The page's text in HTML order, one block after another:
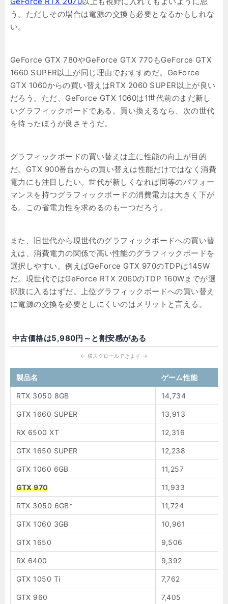
う。ただしその場合は電源の交換も必要となるかもしれな
い。
GeForce GTX 780やGeForce GTX 770もGeForce GTX
1660 SUPER以上が同じ理由でおすすめだ。GeForce
GTX 1060からの買い替えはRTX 2060 SUPER以上が良い
だろう。ただ、GeForce GTX 1060は1世代前のまだ新し
いグラフィックボードである。買い換えるなら、次の世代
を待ったほうが良さそうだ。
グラフィックボードの買い替えは主に性能の向上が目的
だ。GTX 900番台からの買い替えは性能だけではなく消費
電力にも注目したい。世代が新しくなれば同等のパフォー
マンスを持つグラフィックボードの消費電力は大きく下が
る。この省電力性を求めるのも一つだろう。
また、旧世代から現世代のグラフィックボードへの買い替
えは、消費電力の関係で高い性能のグラフィックボードを
選択しやすい。例えばGeForce GTX 970のTDPは145W
だ。現世代ではGeForce RTX 2060のTDP 160Wまでが選
択肢に入るはずだ。上位グラフィックボードへの買い替え
に電源の交換を必要としにくいのはメリットと言える。
中古価格は5,980円～と割安感がある
製品名 ゲーム性能
RTX 3050 8GB 14,734
GTX 1660 SUPER 13,913
RX 6500 XT 12,316
GTX 1650 SUPER 12,238
GTX 1060 6GB 11,257
GTX 970 11,933
RTX 3050 6GB* 11,724
GTX 1060 3GB 10,961
GTX 1650 9,506
RX 6400 9,392
GTX 1050 Ti 7,762
GTX 960 7,405